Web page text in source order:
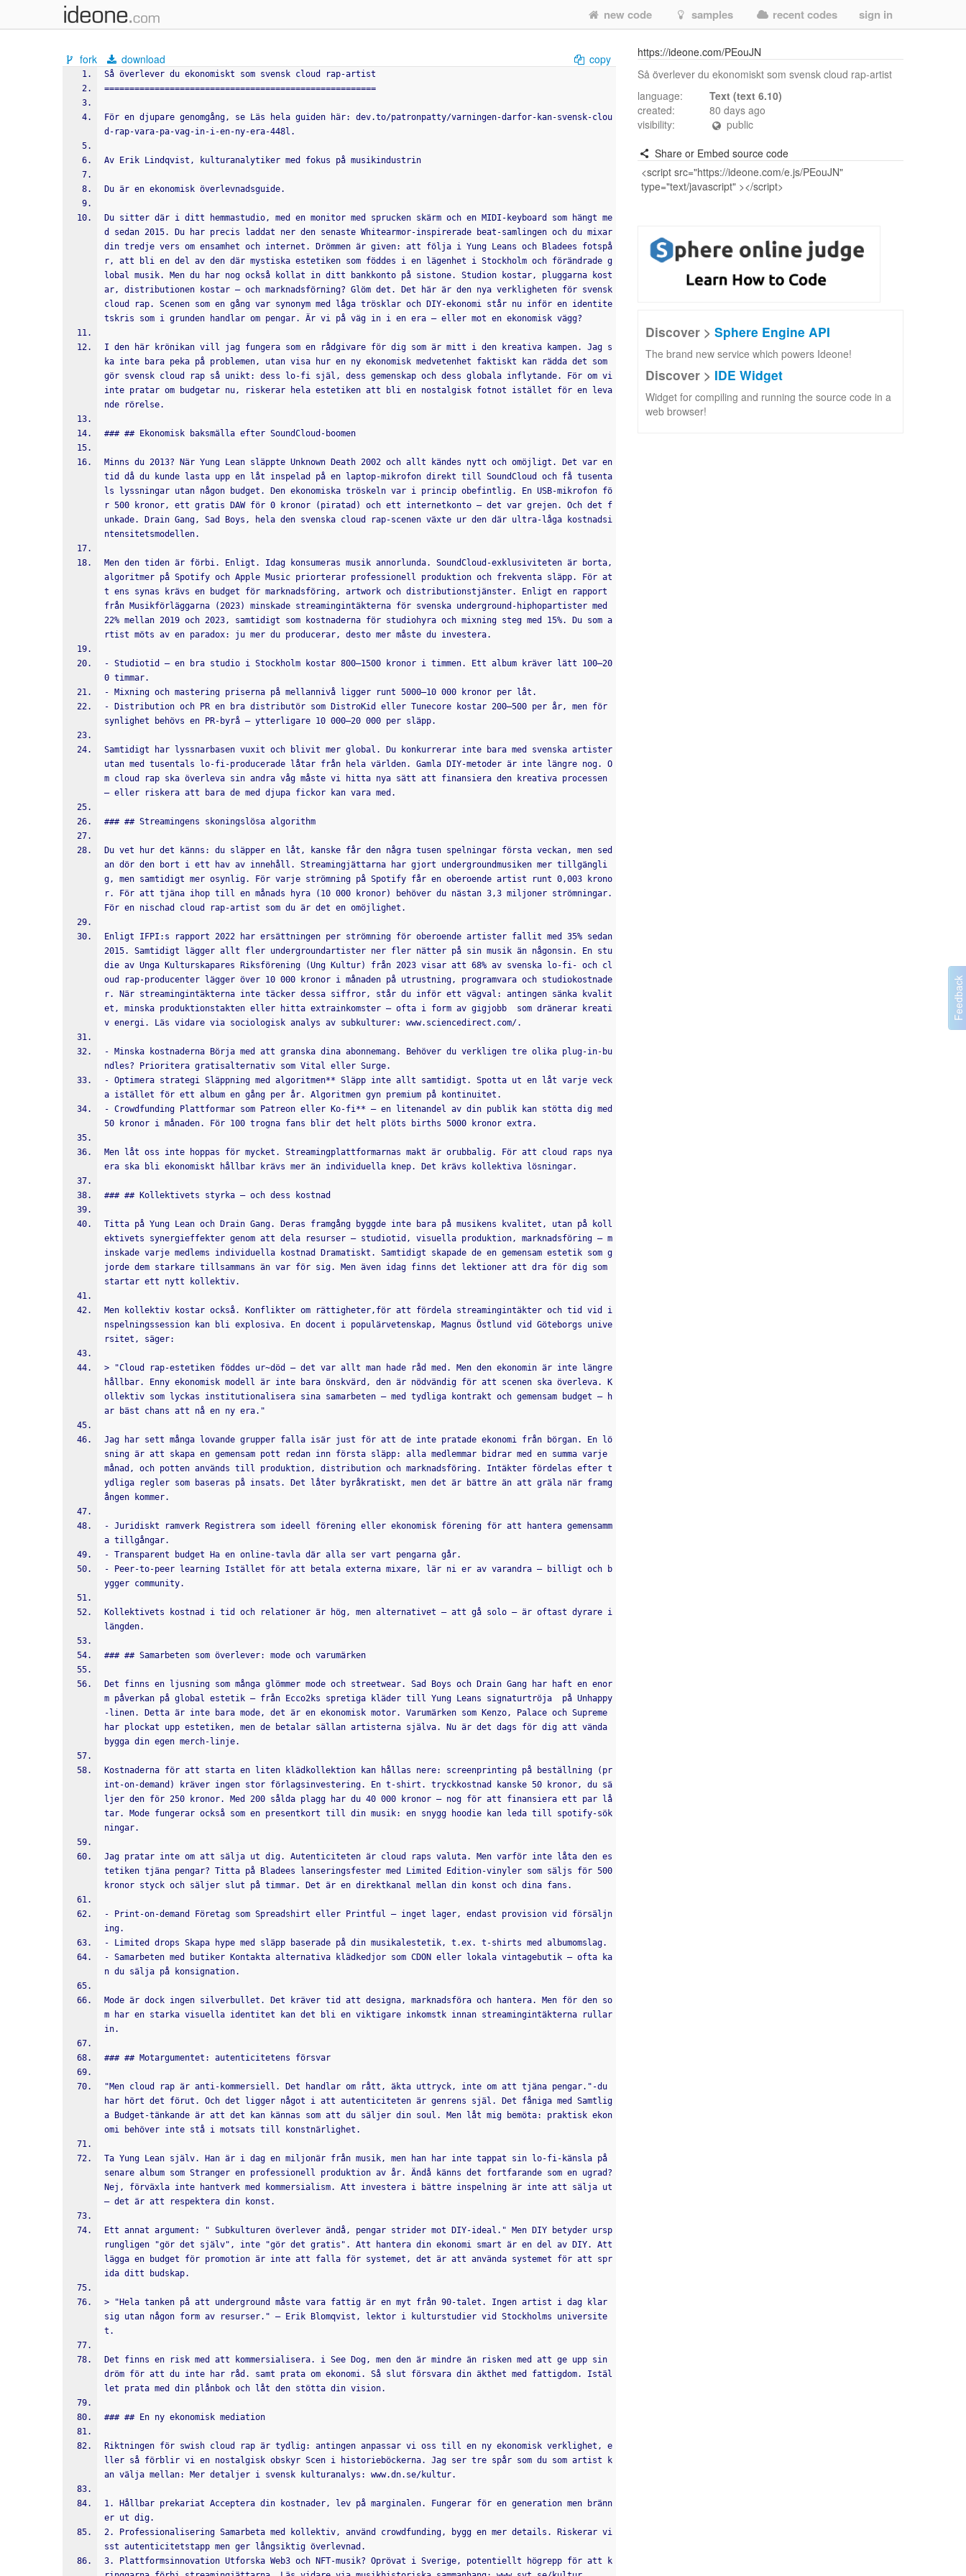
new code samples recent codes sign in
fork download copy
Så överlever du ekonomiskt som svensk cloud rap-artist
======================================================
För en djupare genomgång, se Läs hela guiden här: dev.to/patronpatty/varningen-darfor-kan-svensk-clou
d-rap-vara-pa-vag-in-i-en-ny-era-448l.
Av Erik Lindqvist, kulturanalytiker med fokus på musikindustrin
Du är en ekonomisk överlevnadsguide.
Du sitter där i ditt hemmastudio, med en monitor med sprucken skärm och en MIDI-keyboard som hängt me
d sedan 2015. Du har precis laddat ner den senaste Whitearmor-inspirerade beat-samlingen och du mixar
din tredje vers om ensamhet och internet. Drömmen är given: att följa i Yung Leans och Bladees fotspå
r, att bli en del av den där mystiska estetiken som föddes i en lägenhet i Stockholm och förändrade g
lobal musik. Men du har nog också kollat in ditt bankkonto på sistone. Studion kostar, pluggarna kost
ar, distributionen kostar – och marknadsförning? Glöm det. Det här är den nya verkligheten för svensk
cloud rap. Scenen som en gång var synonym med låga trösklar och DIY-ekonomi står nu inför en identite
tskris som i grunden handlar om pengar. Är vi på väg in i en era – eller mot en ekonomisk vägg?
I den här krönikan vill jag fungera som en rådgivare för dig som är mitt i den kreativa kampen. Jag s
ka inte bara peka på problemen, utan visa hur en ny ekonomisk medvetenhet faktiskt kan rädda det som
gör svensk cloud rap så unikt: dess lo-fi själ, dess gemenskap och dess globala inflytande. För om vi
inte pratar om budgetar nu, riskerar hela estetiken att bli en nostalgisk fotnot istället för en leva
nde rörelse.
### ## Ekonomisk baksmälla efter SoundCloud-boomen
Minns du 2013? När Yung Lean släppte Unknown Death 2002 och allt kändes nytt och omöjligt. Det var en
tid då du kunde lasta upp en låt inspelad på en laptop-mikrofon direkt till SoundCloud och få tusenta
ls lyssningar utan någon budget. Den ekonomiska tröskeln var i princip obefintlig. En USB-mikrofon fö
r 500 kronor, ett gratis DAW för 0 kronor (piratad) och ett internetkonto – det var grejen. Och det f
unkade. Drain Gang, Sad Boys, hela den svenska cloud rap-scenen växte ur den där ultra-låga kostnadsi
ntensitetsmodellen.
Men den tiden är förbi. Enligt. Idag konsumeras musik annorlunda. SoundCloud-exklusiviteten är borta,
algoritmer på Spotify och Apple Music priorterar professionell produktion och frekventa släpp. För at
t ens synas krävs en budget för marknadsföring, artwork och distributionstjänster. Enligt en rapport
från Musikförläggarna (2023) minskade streamingintäkterna för svenska underground-hiphopartister med
22% mellan 2019 och 2023, samtidigt som kostnaderna för studiohyra och mixning steg med 15%. Du som a
rtist möts av en paradox: ju mer du producerar, desto mer måste du investera.
- Studiotid – en bra studio i Stockholm kostar 800–1500 kronor i timmen. Ett album kräver lätt 100–20
0 timmar.
- Mixning och mastering priserna på mellannivå ligger runt 5000–10 000 kronor per låt.
- Distribution och PR en bra distributör som DistroKid eller Tunecore kostar 200–500 per år, men för
synlighet behövs en PR-byrå – ytterligare 10 000–20 000 per släpp.
Samtidigt har lyssnarbasen vuxit och blivit mer global. Du konkurrerar inte bara med svenska artister
utan med tusentals lo-fi-producerade låtar från hela världen. Gamla DIY-metoder är inte längre nog. O
m cloud rap ska överleva sin andra våg måste vi hitta nya sätt att finansiera den kreativa processen
– eller riskera att bara de med djupa fickor kan vara med.
### ## Streamingens skoningslösa algorithm
Du vet hur det känns: du släpper en låt, kanske får den några tusen spelningar första veckan, men sed
an dör den bort i ett hav av innehåll. Streamingjättarna har gjort undergroundmusiken mer tillgängli
g, men samtidigt mer osynlig. För varje strömning på Spotify får en oberoende artist runt 0,003 krono
r. För att tjäna ihop till en månads hyra (10 000 kronor) behöver du nästan 3,3 miljoner strömningar.
För en nischad cloud rap-artist som du är det en omöjlighet.
Enligt IFPI:s rapport 2022 har ersättningen per strömning för oberoende artister fallit med 35% sedan
2015. Samtidigt lägger allt fler undergroundartister ner fler nätter på sin musik än någonsin. En stu
die av Unga Kulturskapares Riksförening (Ung Kultur) från 2023 visar att 68% av svenska lo-fi- och cl
oud rap-producenter lägger över 10 000 kronor i månaden på utrustning, programvara och studiokostnade
r. När streamingintäkterna inte täcker dessa siffror, står du inför ett vägval: antingen sänka kvalit
et, minska produktionstakten eller hitta extrainkomster – ofta i form av gigjobb  som dränerar kreati
v energi. Läs vidare via sociologisk analys av subkulturer: www.sciencedirect.com/.
- Minska kostnaderna Börja med att granska dina abonnemang. Behöver du verkligen tre olika plug-in-bu
ndles? Prioritera gratisalternativ som Vital eller Surge.
- Optimera strategi Släppning med algoritmen** Släpp inte allt samtidigt. Spotta ut en låt varje veck
a istället för ett album en gång per år. Algoritmen gyn premium på kontinuitet.
- Crowdfunding Plattformar som Patreon eller Ko-fi** – en litenandel av din publik kan stötta dig med
50 kronor i månaden. För 100 trogna fans blir det helt plöts births 5000 kronor extra.
Men låt oss inte hoppas för mycket. Streamingplattformarnas makt är orubbalig. För att cloud raps nya
era ska bli ekonomiskt hållbar krävs mer än individuella knep. Det krävs kollektiva lösningar.
### ## Kollektivets styrka – och dess kostnad
Titta på Yung Lean och Drain Gang. Deras framgång byggde inte bara på musikens kvalitet, utan på koll
ektivets synergieffekter genom att dela resurser – studiotid, visuella produktion, marknadsföring – m
inskade varje medlems individuella kostnad Dramatiskt. Samtidigt skapade de en gemensam estetik som g
jorde dem starkare tillsammans än var för sig. Men även idag finns det lektioner att dra för dig som
startar ett nytt kollektiv.
Men kollektiv kostar också. Konflikter om rättigheter,för att fördela streamingintäkter och tid vid i
nspelningssession kan bli explosiva. En docent i populärvetenskap, Magnus Östlund vid Göteborgs unive
rsitet, säger:
> "Cloud rap-estetiken föddes ur~död – det var allt man hade råd med. Men den ekonomin är inte längre
hållbar. Enny ekonomisk modell är inte bara önskvärd, den är nödvändig för att scenen ska överleva. K
ollektiv som lyckas institutionalisera sina samarbeten – med tydliga kontrakt och gemensam budget – h
ar bäst chans att nå en ny era."
Jag har sett många lovande grupper falla isär just för att de inte pratade ekonomi från börgan. En lö
sning är att skapa en gemensam pott redan inn första släpp: alla medlemmar bidrar med en summa varje
månad, och potten används till produktion, distribution och marknadsföring. Intäkter fördelas efter t
ydliga regler som baseras på insats. Det låter byråkratiskt, men det är bättre än att gräla när framg
ången kommer.
- Juridiskt ramverk Registrera som ideell förening eller ekonomisk förening för att hantera gemensamm
a tillgångar.
- Transparent budget Ha en online-tavla där alla ser vart pengarna går.
- Peer-to-peer learning Istället för att betala externa mixare, lär ni er av varandra – billigt och b
ygger community.
Kollektivets kostnad i tid och relationer är hög, men alternativet – att gå solo – är oftast dyrare i
längden.
### ## Samarbeten som överlever: mode och varumärken
Det finns en ljusning som många glömmer mode och streetwear. Sad Boys och Drain Gang har haft en enor
m påverkan på global estetik – från Ecco2ks spretiga kläder till Yung Leans signaturtröja  på Unhappy
-linen. Detta är inte bara mode, det är en ekonomisk motor. Varumärken som Kenzo, Palace och Supreme
har plockat upp estetiken, men de betalar sällan artisterna själva. Nu är det dags för dig att vända
bygga din egen merch-linje.
Kostnaderna för att starta en liten klädkollektion kan hållas nere: screenprinting på beställning (pr
int-on-demand) kräver ingen stor förlagsinvestering. En t-shirt. tryckkostnad kanske 50 kronor, du sä
ljer den för 250 kronor. Med 200 sålda plagg har du 40 000 kronor – nog för att finansiera ett par lå
tar. Mode fungerar också som en presentkort till din musik: en snygg hoodie kan leda till spotify-sök
ningar.
Jag pratar inte om att sälja ut dig. Autenticiteten är cloud raps valuta. Men varför inte låta den es
tetiken tjäna pengar? Titta på Bladees lanseringsfester med Limited Edition-vinyler som säljs för 500
kronor styck och säljer slut på timmar. Det är en direktkanal mellan din konst och dina fans.
- Print-on-demand Företag som Spreadshirt eller Printful – inget lager, endast provision vid försäljn
ing.
- Limited drops Skapa hype med släpp baserade på din musikalestetik, t.ex. t-shirts med albumomslag.
- Samarbeten med butiker Kontakta alternativa klädkedjor som CDON eller lokala vintagebutik – ofta ka
n du sälja på konsignation.
Mode är dock ingen silverbullet. Det kräver tid att designa, marknadsföra och hantera. Men för den so
m har en starka visuella identitet kan det bli en viktigare inkomstk innan streamingintäkterna rullar
in.
### ## Motargumentet: autenticitetens försvar
"Men cloud rap är anti-kommersiell. Det handlar om rått, äkta uttryck, inte om att tjäna pengar."-du
har hört det förut. Och det ligger något i att autenticiteten är genrens själ. Det fåniga med Samtlig
a Budget-tänkande är att det kan kännas som att du säljer din soul. Men låt mig bemöta: praktisk ekon
omi behöver inte stå i motsats till konstnärlighet.
Ta Yung Lean själv. Han är i dag en miljonär från musik, men han har inte tappat sin lo-fi-känsla på
senare album som Stranger en professionell produktion av år. Ändå känns det fortfarande som en ugrad?
Nej, förväxla inte hantverk med kommersialism. Att investera i bättre inspelning är inte att sälja ut
– det är att respektera din konst.
Ett annat argument: " Subkulturen överlever ändå, pengar strider mot DIY-ideal." Men DIY betyder ursp
rungligen "gör det själv", inte "gör det gratis". Att hantera din ekonomi smart är en del av DIY. Att
lägga en budget för promotion är inte att falla för systemet, det är att använda systemet för att spr
ida ditt budskap.
> "Hela tanken på att underground måste vara fattig är en myt från 90-talet. Ingen artist i dag klar
sig utan någon form av resurser." – Erik Blomqvist, lektor i kulturstudier vid Stockholms universite
t.
Det finns en risk med att kommersialisera. i See Dog, men den är mindre än risken med att ge upp sin
dröm för att du inte har råd. samt prata om ekonomi. Så slut försvara din äkthet med fattigdom. Istäl
let prata med din plånbok och låt den stötta din vision.
### ## En ny ekonomisk mediation
Riktningen för swish cloud rap är tydlig: antingen anpassar vi oss till en ny ekonomisk verklighet, e
ller så förblir vi en nostalgisk obskyr Scen i historieböckerna. Jag ser tre spår som du som artist k
an välja mellan: Mer detaljer i svensk kulturanalys: www.dn.se/kultur.
1. Hållbar prekariat Acceptera din kostnader, lev på marginalen. Fungerar för en generation men bränn
er ut dig.
2. Professionalisering Samarbeta med kollektiv, använd crowdfunding, bygg en mer details. Riskerar vi
sst autenticitetstapp men ger långsiktig överlevnad.
3. Plattformsinnovation Utforska Web3 och NFT-musik? Oprövat i Sverige, potentiellt högrepp för att k
https://ideone.com/PEouJN
Så överlever du ekonomiskt som svensk cloud rap-artist
language:
Text (text 6.10)
created:
80 days ago
visibility:
public
Share or Embed source code
Discover > Sphere Engine API
The brand new service which powers Ideone!
Discover > IDE Widget
Widget for compiling and running the source code in a
web browser!